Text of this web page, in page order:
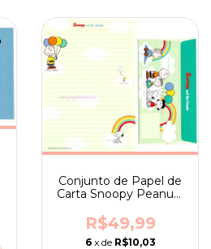
Conjunto de Papel de
Carta Snoopy Peanuts
Brown
R$49,99
6 x de R$10,03